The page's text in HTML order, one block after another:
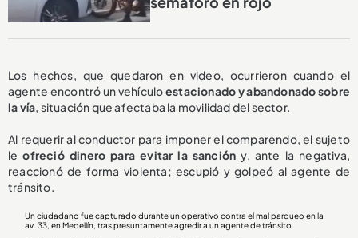
Los hechos, que quedaron en video, ocurrieron cuando el
agente encontró un vehículoestacionado y abandonado sobre
la vía, situación que afectaba la movilidad del sector.
Al requerir al conductor para imponer el comparendo, el sujeto
leofreció dinero para evitar la sanción y, ante la negativa,
reaccionó de forma violenta; escupió y golpeó al agente de
tránsito.
Un ciudadano fue capturado durante un operativo contra el mal parqueo en la
av. 33, en Medellín, tras presuntamente agredir a un agente de tránsito.